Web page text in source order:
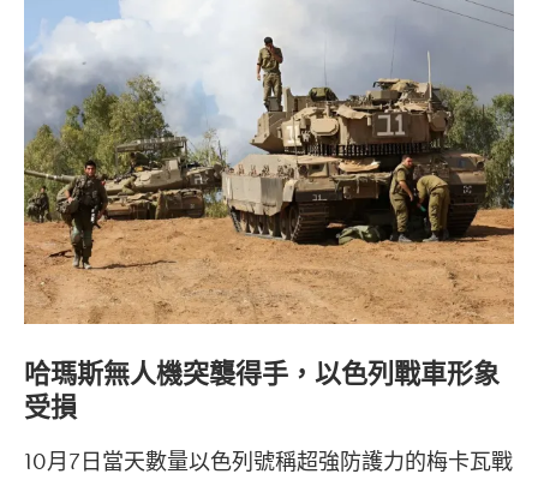
哈瑪斯無人機突襲得手，以色列戰車形象
受損
10月7日當天數量以色列號稱超強防護力的梅卡瓦戰